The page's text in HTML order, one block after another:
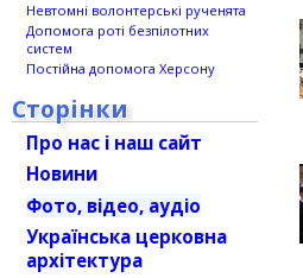
Невтомні волонтерські рученята
Допомога роті безпілотних
систем
Постійна допомога Херсону
Сторінки
Про нас і наш сайт
Новини
Фото, відео, аудіо
Українська церковна
архітектура